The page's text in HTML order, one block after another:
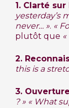
1. Clarté
yesterday’s
never… ». «
plutôt que
2.
this is a
3.
? » « What